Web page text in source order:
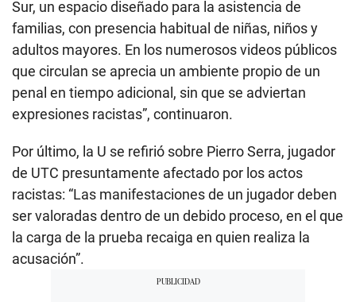
Sur, un espacio diseñado para la asistencia de
familias, con presencia habitual de niñas, niños y
adultos mayores. En los numerosos videos públicos
que circulan se aprecia un ambiente propio de un
penal en tiempo adicional, sin que se adviertan
expresiones racistas”, continuaron.
Por último, la U se refirió sobre Pierro Serra, jugador
de UTC presuntamente afectado por los actos
racistas: “Las manifestaciones de un jugador deben
ser valoradas dentro de un debido proceso, en el que
la carga de la prueba recaiga en quien realiza la
acusación”.